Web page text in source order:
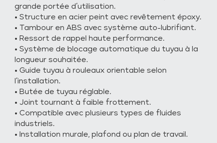
grande portée d’utilisation.
• Structure en acier peint avec revêtement époxy.
• Tambour en ABS avec système auto-lubrifiant.
• Ressort de rappel haute performance.
• Système de blocage automatique du tuyau à la
longueur souhaitée.
• Guide tuyau à rouleaux orientable selon
l’installation.
• Butée de tuyau réglable.
• Joint tournant à faible frottement.
• Compatible avec plusieurs types de fluides
industriels.
• Installation murale, plafond ou plan de travail.